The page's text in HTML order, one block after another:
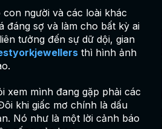
người và các loài khác
đáng sợ và làm cho bất kỳ ai
tưởng đến sự dữ dội, gian
thì hình ảnh
xem mình đang gặp phải các
khi giấc mơ chính là dấu
Nó như là một lời cảnh báo